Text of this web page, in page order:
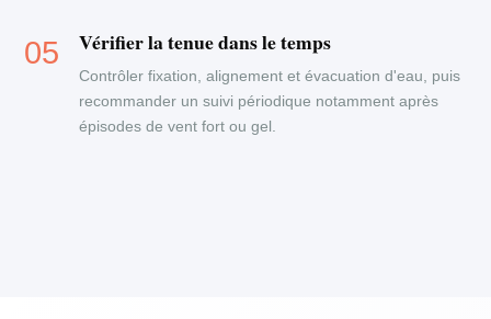
Vérifier la tenue dans le temps
Contrôler fixation, alignement et évacuation d'eau, puis
recommander un suivi périodique notamment après
épisodes de vent fort ou gel.